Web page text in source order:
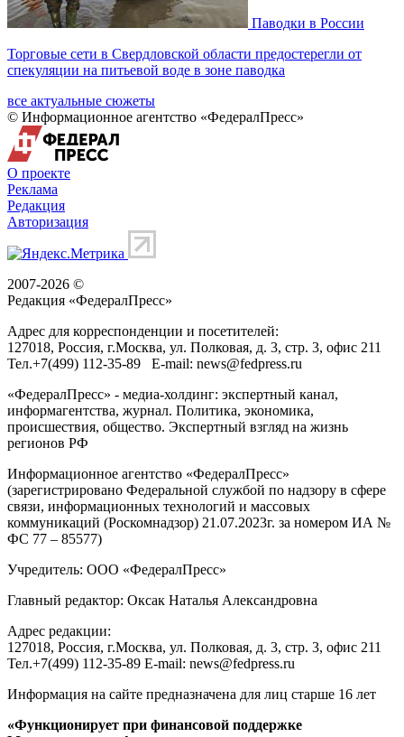
Паводки в России
Торговые сети в Свердловской области предостерегли от
спекуляции на питьевой воде в зоне паводка
все актуальные сюжеты
© Информационное агентство «ФедералПресс»
О проекте
Реклама
Редакция
Авторизация
2007-2026 ©
Редакция «ФедералПресс»
Адрес для корреспонденции и посетителей:
127018, Россия, г.Москва, ул. Полковая, д. 3, стр. 3, офис 211
Тел.+7(499) 112-35-89 E-mail: news@fedpress.ru
«ФедералПресс» - медиа-холдинг: экспертный канал,
информагентства, журнал. Политика, экономика,
происшествия, общество. Экспертный взгляд на жизнь
регионов РФ
Информационное агентство «ФедералПресс»
(зарегистрировано Федеральной службой по надзору в сфере
связи, информационных технологий и массовых
коммуникаций (Роскомнадзор) 21.07.2023г. за номером ИА №
ФС 77 – 85577)
Учредитель: ООО «ФедералПресс»
Главный редактор: Оксак Наталья Александровна
Адрес редакции:
127018, Россия, г.Москва, ул. Полковая, д. 3, стр. 3, офис 211
Тел.+7(499) 112-35-89 E-mail: news@fedpress.ru
Информация на сайте предназначена для лиц старше 16 лет
«Функционирует при финансовой поддержке